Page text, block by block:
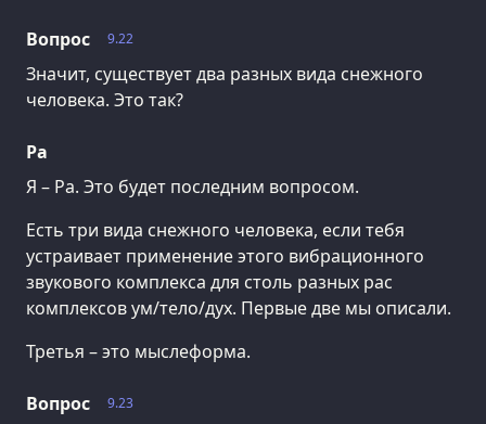
9.22
Вопрос
Значит, существует два разных вида снежного
человека. Это так?
Ра
Я – Ра. Это будет последним вопросом.
Есть три вида снежного человека, если тебя
устраивает применение этого вибрационного
звукового комплекса для столь разных рас
комплексов ум/тело/дух. Первые две мы описали.
Третья – это мыслеформа.
9.23
Вопрос